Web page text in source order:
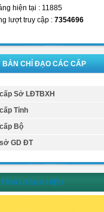
hiện tại : 11885
lượt truy cập : 7354696
BẢN CHỈ ĐẠO CÁC CẤP
Sở LĐTBXH
Tỉnh
Bộ
GD ĐT
DANH HIỆU